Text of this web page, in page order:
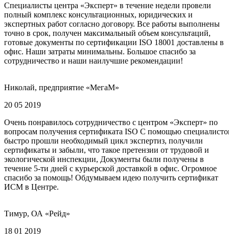
Специалисты центра «Эксперт» в течение недели провели
полный комплекс консультационных, юридических и
экспертных работ согласно договору. Все работы выполнены
точно в срок, получен максимальный объем консультаций,
готовые документы по сертификации ISO 18001 доставлены в
офис. Наши затраты минимальны. Большое спасибо за
сотрудничество и наши наилучшие рекомендации!
Николай, предприятие «МегаМ»
20 05 2019
Очень понравилось сотрудничество с центром «Эксперт» по
вопросам получения сертификата ISO С помощью
быстро прошли необходимый цикл экспертиз, получили
сертификаты и забыли, что такое претензии от трудовой и
экологической инспекции, Документы были получены в
течение 5-ти дней с курьерской доставкой в офис. Огромное
спасибо за помощь! Обдумываем идею получить сертификат
ИСМ в Центре.
Тимур, ОА «Рейд»
18 01 2019